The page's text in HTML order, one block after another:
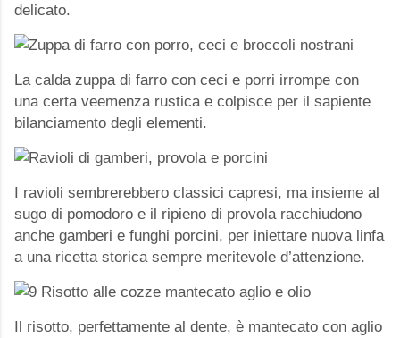
delicato.
La calda zuppa di farro con ceci e porri irrompe con
una certa veemenza rustica e colpisce per il sapiente
bilanciamento degli elementi.
I ravioli sembrerebbero classici capresi, ma insieme al
sugo di pomodoro e il ripieno di provola racchiudono
anche gamberi e funghi porcini, per iniettare nuova linfa
a una ricetta storica sempre meritevole d’attenzione.
Il risotto, perfettamente al dente, è mantecato con aglio